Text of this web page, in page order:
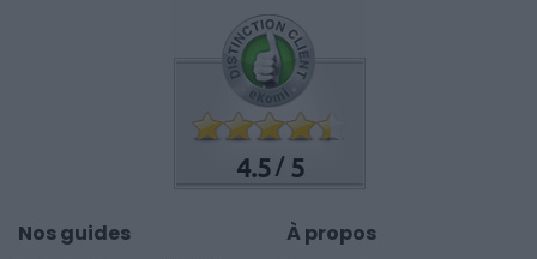
4.5 /5
Nos guides À propos